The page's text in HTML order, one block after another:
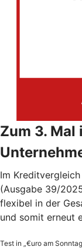
Zum 3. Mal
Im
(Ausgabe 39/
flexibel in der
und somit erneut
Test in „€uro am